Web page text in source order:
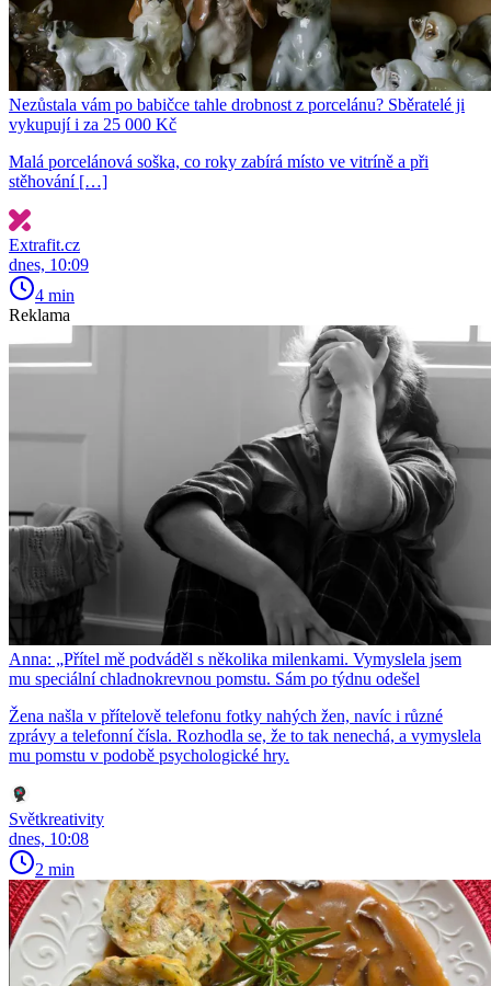
Nezůstala vám po babičce tahle drobnost z porcelánu? Sběratelé ji
vykupují i za 25 000 Kč
Malá porcelánová soška, co roky zabírá místo ve vitríně a při
stěhování […]
Extrafit.cz
dnes, 10:09
4 min
Reklama
Anna: „Přítel mě podváděl s několika milenkami. Vymyslela jsem
mu speciální chladnokrevnou pomstu. Sám po týdnu odešel
Žena našla v přítelově telefonu fotky nahých žen, navíc i různé
zprávy a telefonní čísla. Rozhodla se, že to tak nenechá, a vymyslela
mu pomstu v podobě psychologické hry.
Světkreativity
dnes, 10:08
2 min